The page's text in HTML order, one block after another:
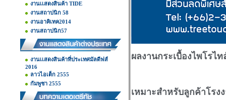
งานเเสดงสินค้า TIDE
งานสถาปนิก 58
งานอาคิเทค2014
งานสถาปนิก57
งานเเสดงสินค้าที่ประเทศมัลดีฟส์
2016
ลาวไอเต็ก 2555
กัมพูชา 2555
ผลงานกระเบื้องไพโร
เหมาะสำหรับลูกค้าโรง